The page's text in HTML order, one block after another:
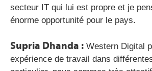
secteur IT qui lui est propre et je
énorme opportunité pour le pays.
Supria Dhanda : Western Digital
expérience de travail dans